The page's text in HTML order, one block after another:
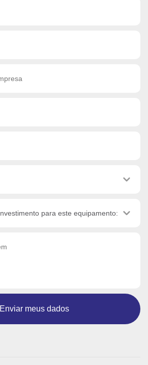
Enviar meus dados